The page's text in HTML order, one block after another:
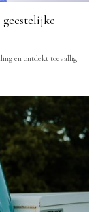
geestelijke
en ontdekt toevallig